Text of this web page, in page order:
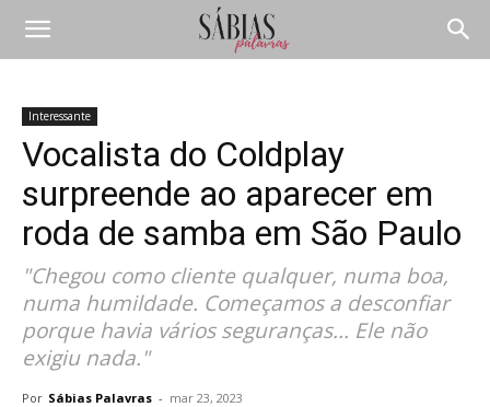
Interessante
Vocalista do Coldplay
surpreende ao aparecer em
roda de samba em São Paulo
"Chegou como cliente qualquer, numa boa,
numa humildade. Começamos a desconfiar
porque havia vários seguranças... Ele não
exigiu nada."
Por Sábias Palavras - mar 23, 2023